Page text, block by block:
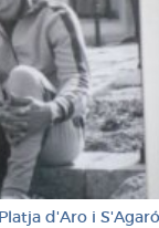
d'Aro i S'Agaró